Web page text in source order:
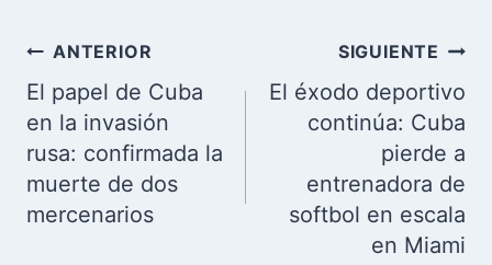
Navegación
de
entradas
ANTERIOR
El papel de Cuba
en la invasión
rusa: confirmada la
muerte de dos
mercenarios
SIGUIENTE
El éxodo deportivo
continúa: Cuba
pierde a
entrenadora de
softbol en escala
en Miami